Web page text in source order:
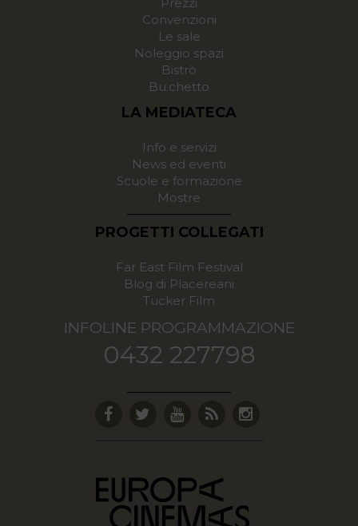
Convenzioni
Le sale
Noleggio spazi
Bistrò
Bu.chetto
LA MEDIATECA
Info e servizi
News ed eventi
Scuole e formazione
Mostre
PROGETTI COLLEGATI
Far East Film Festival
Blog di Placereani
Tucker Film
INFOLINE PROGRAMMAZIONE
0432 227798